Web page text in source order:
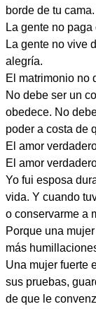
borde de tu cama.
La gente no
La gente no vive
alegría.
El matrimonio no
No debe ser un
obedece. No
poder a costa de
El amor
El amor
Yo fui esposa
vida. Y cuando
o conservarme a
Porque una
más
Una mujer fuerte
sus pruebas,
de que le